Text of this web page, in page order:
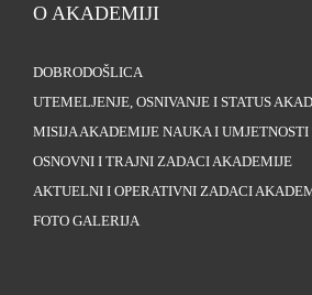
O AKADEMIJI
DOBRODOŠLICA
UTEMELJENJE, OSNIVANJE I STATUS
MISIJA AKADEMIJE NAUKA I UMJETNOSTI
OSNOVNI I TRAJNI ZADACI AKADEMIJE
AKTUELNI I OPERATIVNI ZADACI
FOTO GALERIJA